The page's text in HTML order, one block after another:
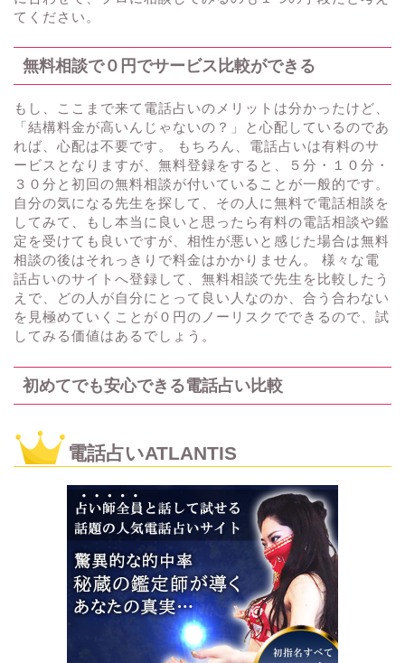
てください。
無料相談で０円でサービス比較ができる
もし、ここまで来て電話占いのメリットは分かったけど、
「結構料金が高いんじゃないの？」と心配しているのであ
れば、心配は不要です。 もちろん、電話占いは有料のサ
ービスとなりますが、無料登録をすると、５分・１０分・
３０分と初回の無料相談が付いていることが一般的です。
自分の気になる先生を探して、その人に無料で電話相談を
してみて、もし本当に良いと思ったら有料の電話相談や鑑
定を受けても良いですが、相性が悪いと感じた場合は無料
相談の後はそれっきりで料金はかかりません。 様々な電
話占いのサイトへ登録して、無料相談で先生を比較したう
えで、どの人が自分にとって良い人なのか、合う合わない
を見極めていくことが０円のノーリスクでできるので、試
してみる価値はあるでしょう。
初めてでも安心できる電話占い比較
電話占いATLANTIS